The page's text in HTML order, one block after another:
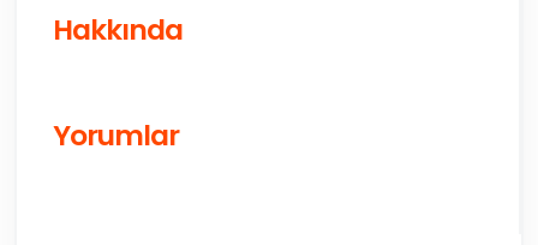
Hakkında
Yorumlar